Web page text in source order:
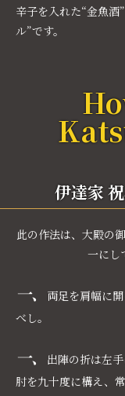
辛子を入れた“金魚酒
ル”です。
伊達家
此の作法は、大殿の
一にし
一、
両足を肩幅に
べし。
一、
出陣の折は左
肘を九十度に構え、